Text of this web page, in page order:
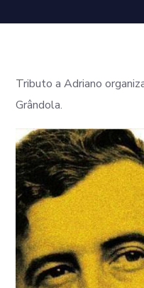
Tributo a Adriano
Grândola.